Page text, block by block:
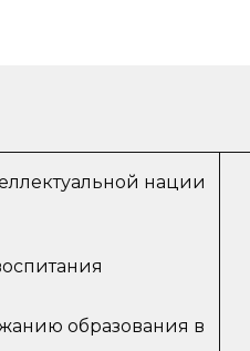
нации
образования в